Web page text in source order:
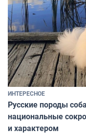
ИНТЕРЕСНОЕ
Русские породы
национальные
и характером